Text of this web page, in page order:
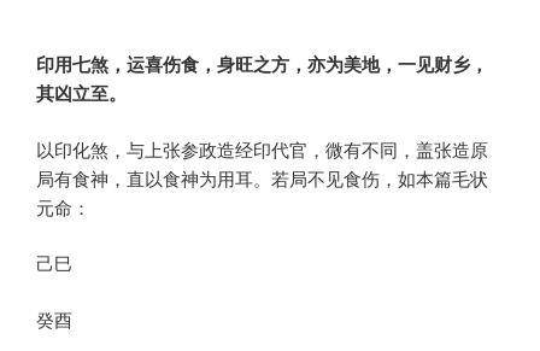
印用七煞，运喜伤食，身旺之方，亦为美地，一见财乡，
其凶立至。
以印化煞，与上张参政造经印代官，微有不同，盖张造原
局有食神，直以食神为用耳。若局不见食伤，如本篇毛状
元命：
己巳
癸酉